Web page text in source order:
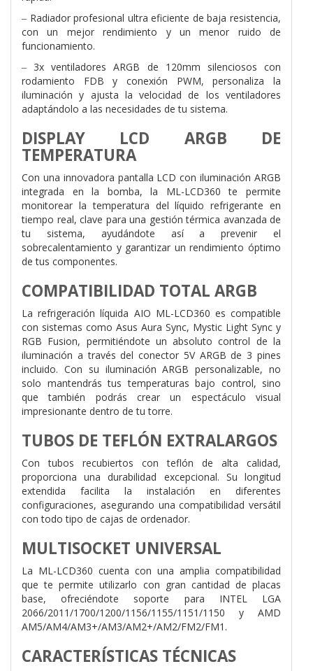
‒ Radiador profesional ultra eficiente de baja resistencia,
con un mejor rendimiento y un menor ruido de
funcionamiento.
‒ 3x ventiladores ARGB de 120mm silenciosos con
rodamiento FDB y conexión PWM, personaliza la
iluminación y ajusta la velocidad de los ventiladores
adaptándolo a las necesidades de tu sistema.
DISPLAY LCD ARGB DE
TEMPERATURA
Con una innovadora pantalla LCD con iluminación ARGB
integrada en la bomba, la ML-LCD360 te permite
monitorear la temperatura del líquido refrigerante en
tiempo real, clave para una gestión térmica avanzada de
tu sistema, ayudándote así a prevenir el
sobrecalentamiento y garantizar un rendimiento óptimo
de tus componentes.
COMPATIBILIDAD TOTAL ARGB
La refrigeración líquida AIO ML-LCD360 es compatible
con sistemas como Asus Aura Sync, Mystic Light Sync y
RGB Fusion, permitiéndote un absoluto control de la
iluminación a través del conector 5V ARGB de 3 pines
incluido. Con su iluminación ARGB personalizable, no
solo mantendrás tus temperaturas bajo control, sino
que también podrás crear un espectáculo visual
impresionante dentro de tu torre.
TUBOS DE TEFLÓN EXTRALARGOS
Con tubos recubiertos con teflón de alta calidad,
proporciona una durabilidad excepcional. Su longitud
extendida facilita la instalación en diferentes
configuraciones, asegurando una compatibilidad versátil
con todo tipo de cajas de ordenador.
MULTISOCKET UNIVERSAL
La ML-LCD360 cuenta con una amplia compatibilidad
que te permite utilizarlo con gran cantidad de placas
base, ofreciéndote soporte para INTEL LGA
2066/2011/1700/1200/1156/1155/1151/1150 y AMD
AM5/AM4/AM3+/AM3/AM2+/AM2/FM2/FM1.
CARACTERÍSTICAS TÉCNICAS